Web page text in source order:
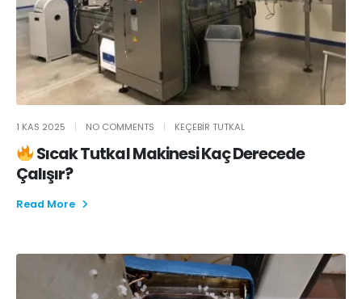
1 KAS 2025 NO COMMENTS KEÇEBIR TUTKAL
Sıcak Tutkal Makinesi Kaç Derecede
Çalışır?
Read More